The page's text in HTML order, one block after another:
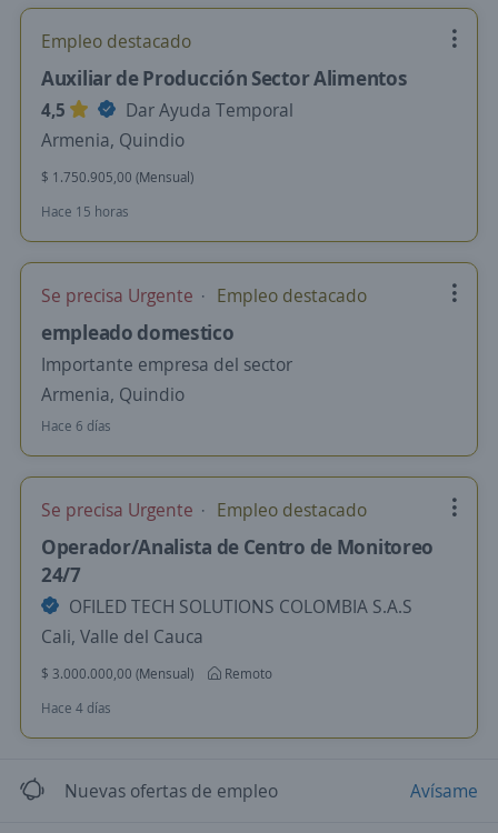
Empleo destacado
Auxiliar de Producción Sector Alimentos
4,5
Dar Ayuda Temporal
Armenia, Quindio
$ 1.750.905,00 (Mensual)
Hace 15 horas
Se precisa Urgente Empleo destacado
empleado domestico
Importante empresa del sector
Armenia, Quindio
Hace 6 días
Se precisa Urgente Empleo destacado
Operador/Analista de Centro de Monitoreo
24/7
OFILED TECH SOLUTIONS COLOMBIA S.A.S
Cali, Valle del Cauca
$ 3.000.000,00 (Mensual)
Remoto
Hace 4 días
Nuevas ofertas de empleo Avísame